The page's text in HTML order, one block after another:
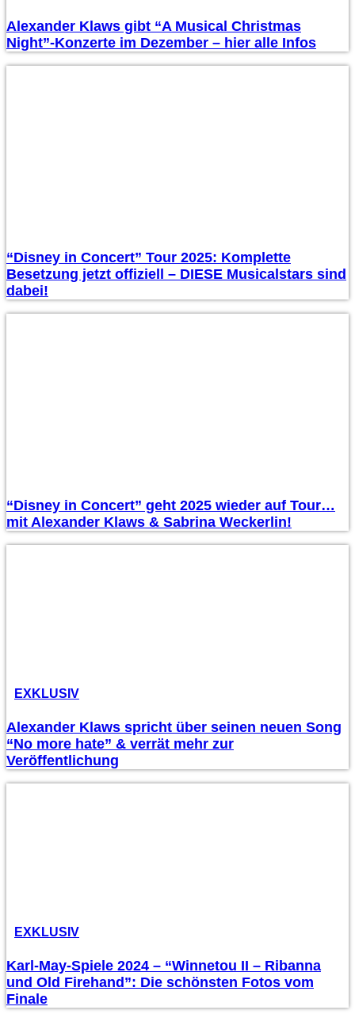
Alexander Klaws gibt “A Musical Christmas
Night”-Konzerte im Dezember – hier alle Infos
“Disney in Concert” Tour 2025: Komplette
Besetzung jetzt offiziell – DIESE Musicalstars sind
dabei!
“Disney in Concert” geht 2025 wieder auf Tour…
mit Alexander Klaws & Sabrina Weckerlin!
EXKLUSIV
Alexander Klaws spricht über seinen neuen Song
“No more hate” & verrät mehr zur
Veröffentlichung
EXKLUSIV
Karl-May-Spiele 2024 – “Winnetou II – Ribanna
und Old Firehand”: Die schönsten Fotos vom
Finale